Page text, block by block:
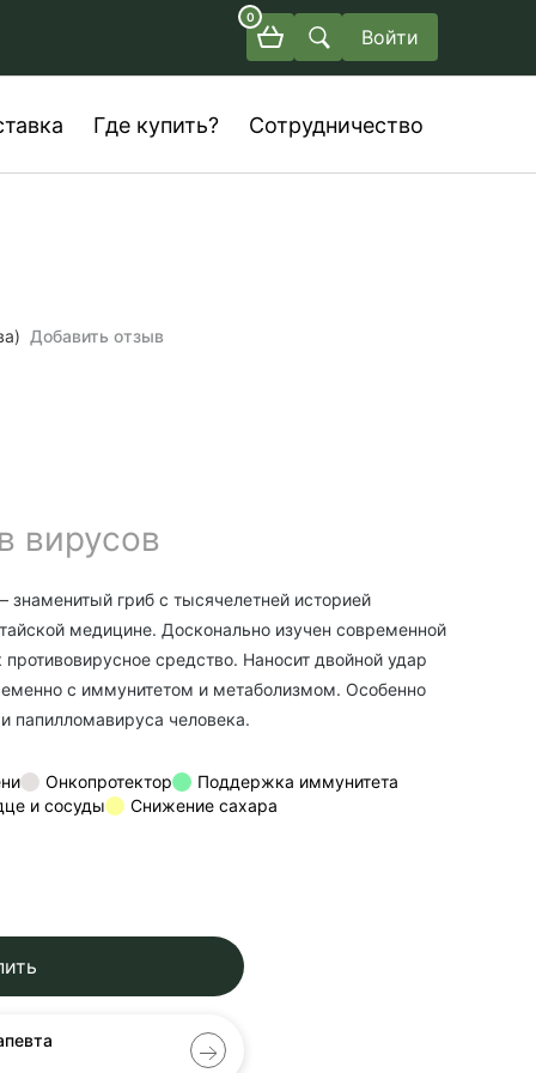
0
Войти
Где купить? Сотрудничество
Добавить отзыв
вирусов
гриб с тысячелетней историей
медицине. Досконально изучен современной
средство. Наносит двойной удар
с иммунитетом и метаболизмом. Особенно
папилломавируса человека.
Онкопротектор
Поддержка иммунитета
и сосуды
Снижение сахара